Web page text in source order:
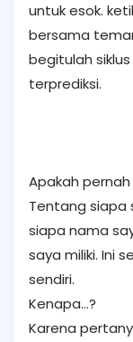
untuk esok.
bersama
begitulah
terprediksi.
Apakah
Tentang siapa
siapa nama
saya miliki. Ini
sendiri.
Kenapa...?
Karena